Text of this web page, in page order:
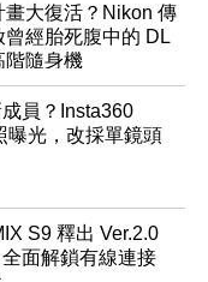
畫大復活？Nikon 傳
曾經胎死腹中的 DL
階隨身機
員？Insta360
曝光，改採單鏡頭
S9 釋出 Ver.2.0
面解鎖有線連接